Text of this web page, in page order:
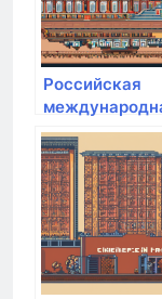
Российская
академия